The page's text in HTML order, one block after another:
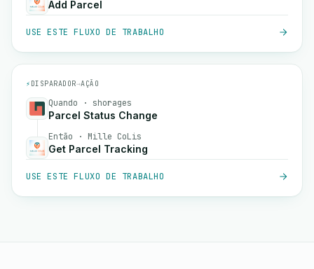
Add Parcel
USE ESTE FLUXO DE TRABALHO
⚡ DISPARADOR→AÇÃO
Quando · shorages
Parcel Status Change
Então · Mille CoLis
Get Parcel Tracking
USE ESTE FLUXO DE TRABALHO